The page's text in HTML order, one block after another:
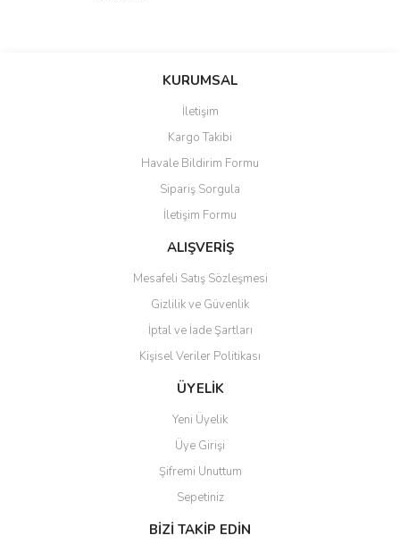
KURUMSAL
İletişim
Kargo Takibi
Havale Bildirim Formu
Sipariş Sorgula
İletişim Formu
ALIŞVERİŞ
Mesafeli Satış Sözleşmesi
Gizlilik ve Güvenlik
İptal ve İade Şartları
Kişisel Veriler Politikası
ÜYELİK
Yeni Üyelik
Üye Girişi
Şifremi Unuttum
Sepetiniz
BİZİ TAKİP EDİN